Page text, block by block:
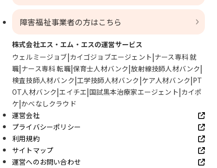
障害福祉事業者の方はこちら
株式会社エス・エム・エスの運営サービス
ウェルミージョブ カイゴジョブエージェント ナース専科 就
職 ナース専科 転職 保育士人材バンク 放射線技師人材バンク
検査技師人材バンク 工学技師人材バンク ケア人材バンク PT
OT人材バンク エイチエ 国試黒本治療家エージェント カイポ
ケ かべなしクラウド
運営会社
プライバシーポリシー
利用規約
サイトマップ
運営へのお問い合わせ